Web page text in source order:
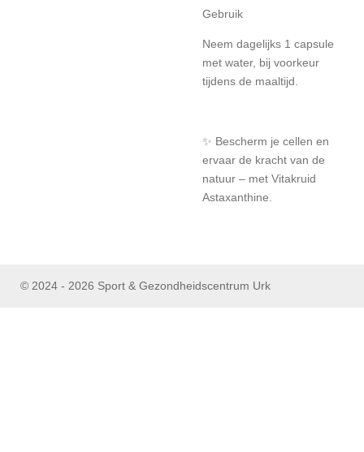
Gebruik
Neem dagelijks 1 capsule
met water, bij voorkeur
tijdens de maaltijd.
✨ Bescherm je cellen en
ervaar de kracht van de
natuur – met Vitakruid
Astaxanthine.
© 2024 - 2026 Sport & Gezondheidscentrum Urk